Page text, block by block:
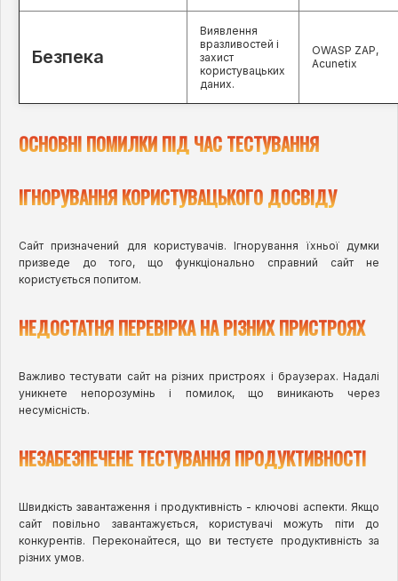
Безпека
Виявлення
вразливостей і
захист
користувацьких
даних.
OWASP ZAP,
Acunetix
ОСНОВНІ ПОМИЛКИ ПІД ЧАС ТЕСТУВАННЯ
ІГНОРУВАННЯ КОРИСТУВАЦЬКОГО ДОСВІДУ
Сайт призначений для користувачів. Ігнорування їхньої думки
призведе до того, що функціонально справний сайт не
користується попитом.
НЕДОСТАТНЯ ПЕРЕВІРКА НА РІЗНИХ ПРИСТРОЯХ
Важливо тестувати сайт на різних пристроях і браузерах. Надалі
уникнете непорозумінь і помилок, що виникають через
несумісність.
НЕЗАБЕЗПЕЧЕНЕ ТЕСТУВАННЯ ПРОДУКТИВНОСТІ
Швидкість завантаження і продуктивність - ключові аспекти. Якщо
сайт повільно завантажується, користувачі можуть піти до
конкурентів. Переконайтеся, що ви тестуєте продуктивність за
різних умов.